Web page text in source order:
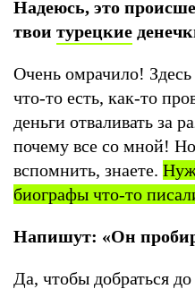
Надеюсь, это
твои турецкие
Очень омрачило!
что-то есть, как-то
деньги отваливать за
почему все со мной! Но
вспомнить, знаете.
биографы что-то
Напишут: «Он
Да, чтобы добраться